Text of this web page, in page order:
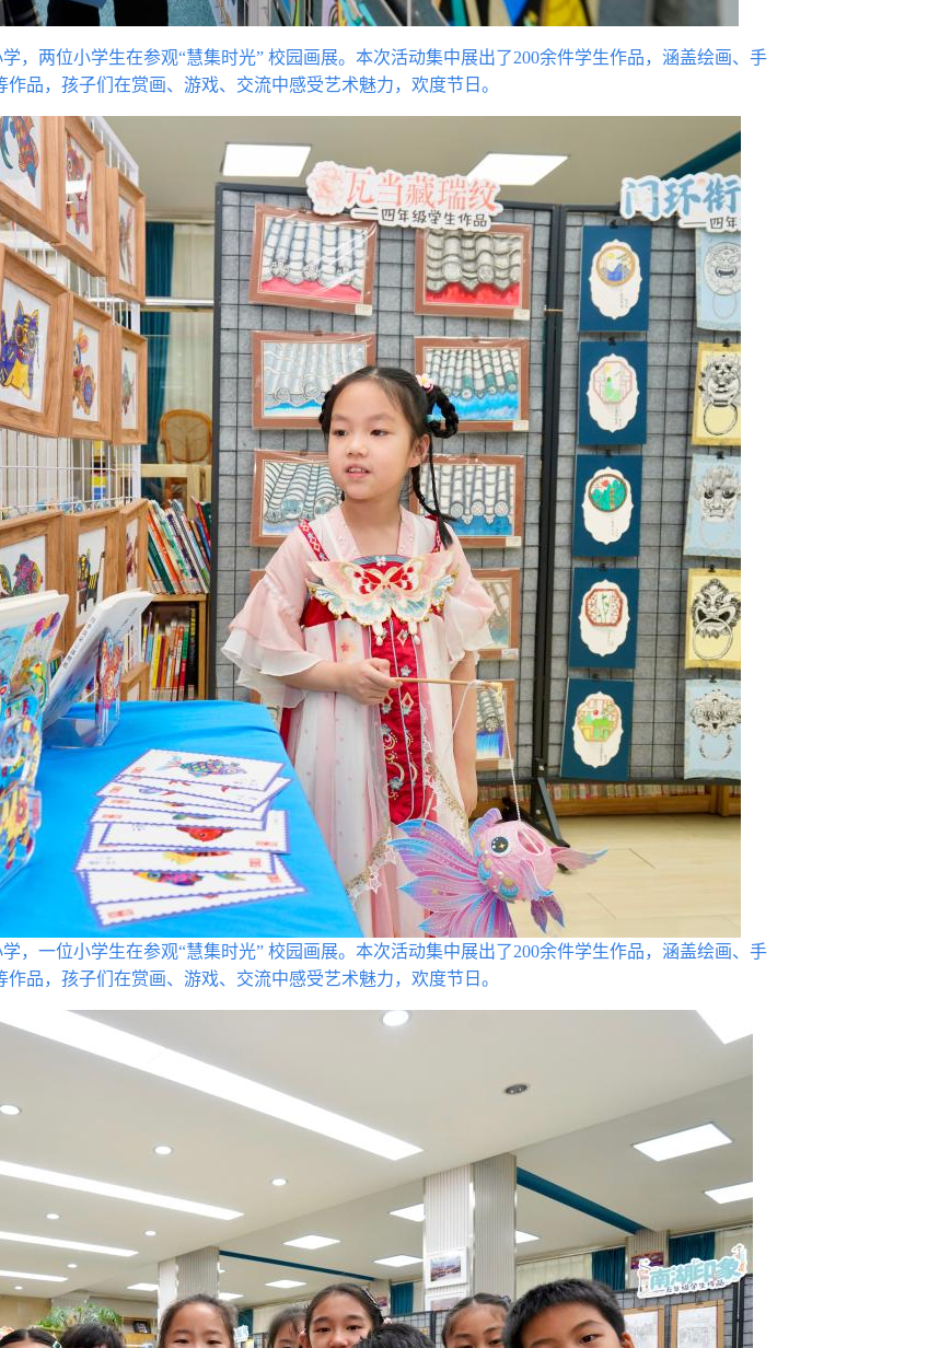
，两位小学生在参观“慧集时光” 校园画展。本次活动集中展出了200余件学生作品，涵盖绘画、手
作品，孩子们在赏画、游戏、交流中感受艺术魅力，欢度节日。
，一位小学生在参观“慧集时光” 校园画展。本次活动集中展出了200余件学生作品，涵盖绘画、手
作品，孩子们在赏画、游戏、交流中感受艺术魅力，欢度节日。